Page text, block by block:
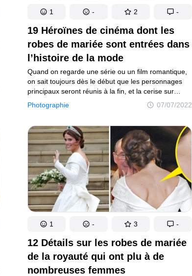
19 Héroïnes de cinéma dont les
robes de mariée sont entrées dans
l’histoire de la mode
Photographie 07/07/2022
Quand on regarde une série ou un film romantique,
on sait toujours dès le début que les personnages
principaux seront réunis à la fin, et la cerise sur
le gâteau, c’est la cérémonie de mariage. Il existe
également des films dans lesquels les vœux à l’autel
rebondissements commencent. Dans les deux cas,
il est fascinant de regarder le mariage dans un film,
surtout si les costumiers ont bien fait leur travail.
1 - 2 -
12 Détails sur les robes de mariée
de la royauté qui ont plu à de
nombreuses femmes
1 - 3 -